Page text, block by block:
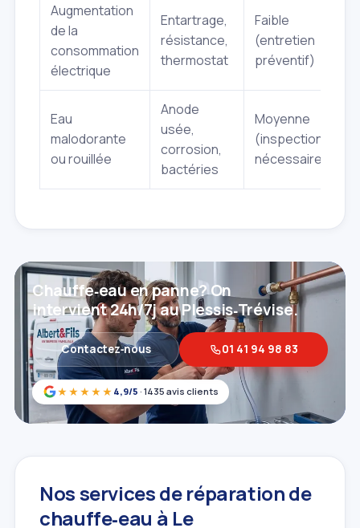
Augmentation
de la
consommation
électrique
Entartrage,
résistance,
thermostat
Faible
(entretien
préventif)
Eau
malodorante
ou rouillée
Anode
usée,
corrosion,
bactéries
Moyenne
(inspection
nécessaire)
★★★★★ 4,9/5 · 1435 avis clients
Chauffe‑eau en panne? On
intervient 24h/7j au Plessis‑Trévise.
Contactez‑nous 01 41 94 98 83
Nos services de réparation de
chauffe‑eau à Le